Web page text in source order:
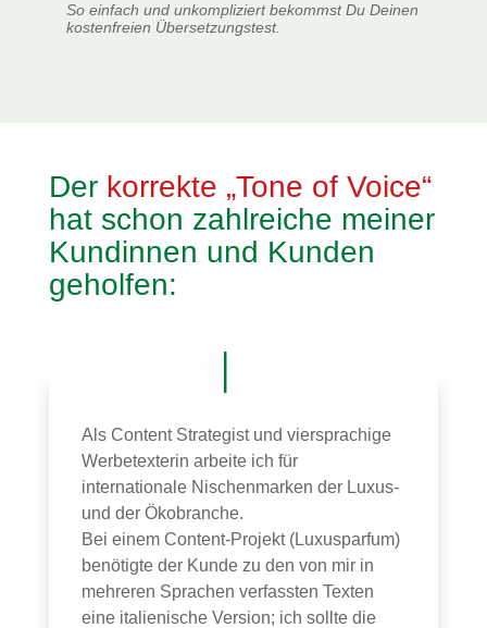
So einfach und unkompliziert bekommst Du Deinen
kostenfreien Übersetzungstest.
Der korrekte „Tone of Voice“
hat schon zahlreiche meiner
Kundinnen und Kunden
geholfen:
Als Content Strategist und viersprachige
Werbetexterin arbeite ich für
internationale Nischenmarken der Luxus-
und der Ökobranche.
Bei einem Content-Projekt (Luxusparfum)
benötigte der Kunde zu den von mir in
mehreren Sprachen verfassten Texten
eine italienische Version; ich sollte die